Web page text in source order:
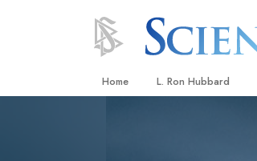
Home L. Ron Hubbard